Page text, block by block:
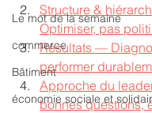
Le mot de la semaine
commerce
Bâtiment
économie sociale et
Structure &
Optimiser, pas
Résultats —
performer
Approche du
bonnes questions,